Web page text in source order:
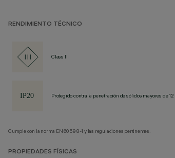
RENDIMIENTO TÉCNICO
Class III
Protegido contra la penetración de sólidos mayores de
Cumple con la norma EN60598-1 y las regulaciones pertinentes.
PROPIEDADES FÍSICAS